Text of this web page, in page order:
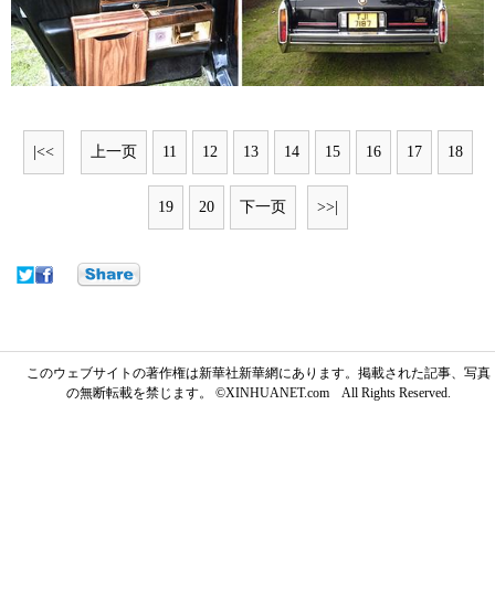
|<< 上一页 11 12 13 14 15 16 17 18
19 20 下一页 >>|
このウェブサイトの著作権は新華社新華網にあります。掲載された記事、写真
の無断転載を禁じます。 ©XINHUANET.com All Rights Reserved.